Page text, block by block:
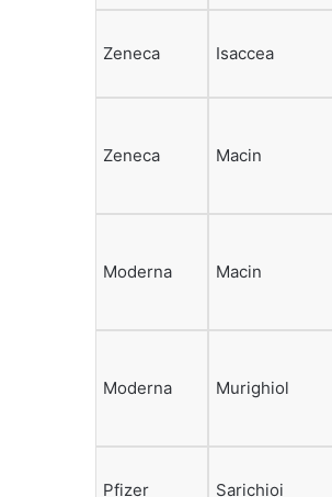
Zeneca Isaccea
Zeneca Macin
Moderna Macin
Moderna Murighiol
Pfizer Sarichioi